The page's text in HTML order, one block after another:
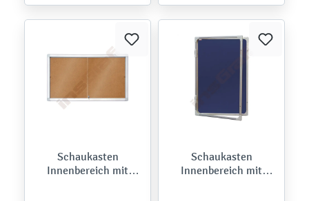
Schaukasten
Innenbereich mit
Schaukasten
Innenbereich mit